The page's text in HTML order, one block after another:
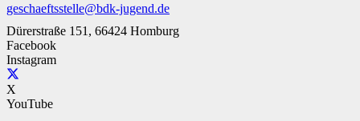
geschaeftsstelle@bdk-jugend.de
Dürerstraße 151, 66424 Homburg
Facebook
Instagram
X
YouTube